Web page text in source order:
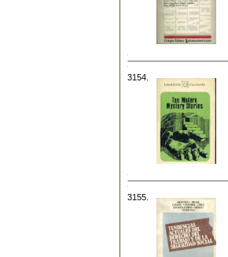
3154.
3155.